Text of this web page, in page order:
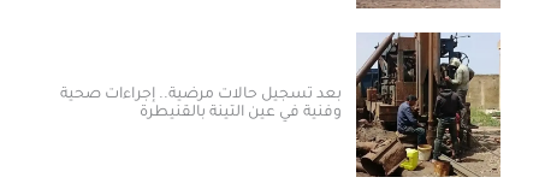
بعد تسجيل حالات مرضية.. إجراءات صحية
وفنية في عين التينة بالقنيطرة